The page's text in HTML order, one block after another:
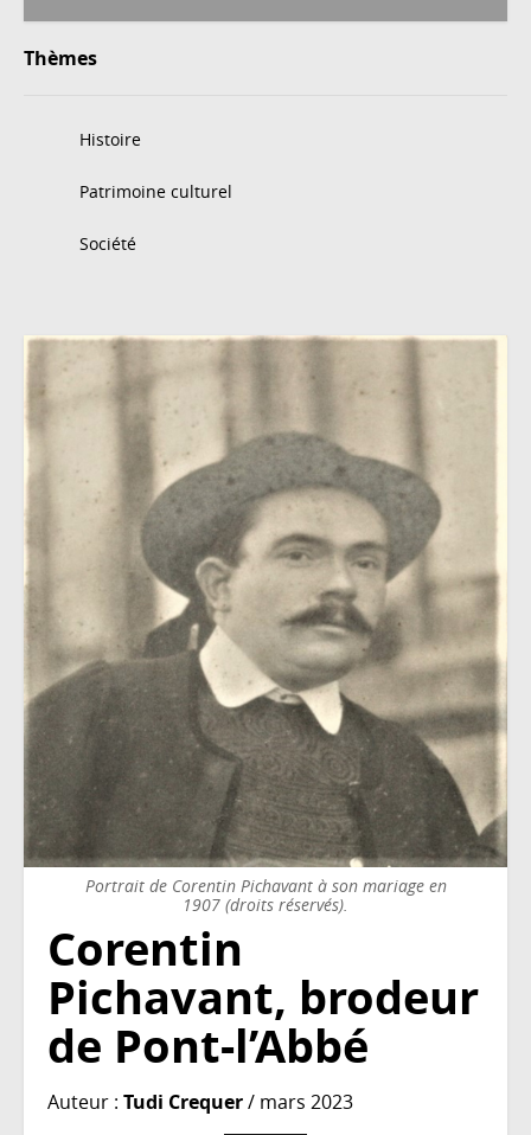
Thèmes
Histoire
Patrimoine culturel
Société
Portrait de Corentin Pichavant à son mariage en
1907 (droits réservés).
Corentin
Pichavant, brodeur
de Pont-l’Abbé
Auteur : Tudi Crequer/ mars 2023